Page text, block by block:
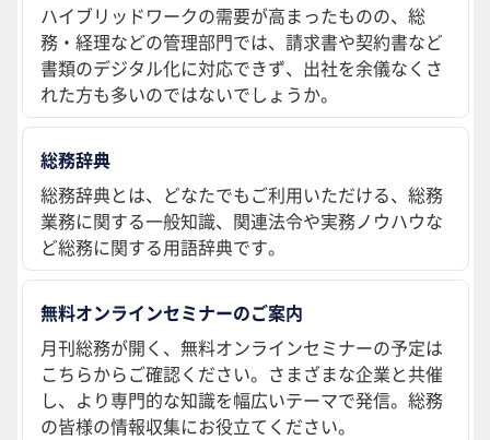
ハイブリッドワークの需要が高まったものの、総
務・経理などの管理部門では、請求書や契約書など
書類のデジタル化に対応できず、出社を余儀なくさ
れた方も多いのではないでしょうか。
総務辞典
総務辞典とは、どなたでもご利用いただける、総務
業務に関する一般知識、関連法令や実務ノウハウな
ど総務に関する用語辞典です。
無料オンラインセミナーのご案内
月刊総務が開く、無料オンラインセミナーの予定は
こちらからご確認ください。さまざまな企業と共催
し、より専門的な知識を幅広いテーマで発信。総務
の皆様の情報収集にお役立てください。